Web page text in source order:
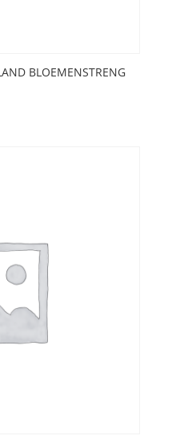
BLOEMENSTRENG